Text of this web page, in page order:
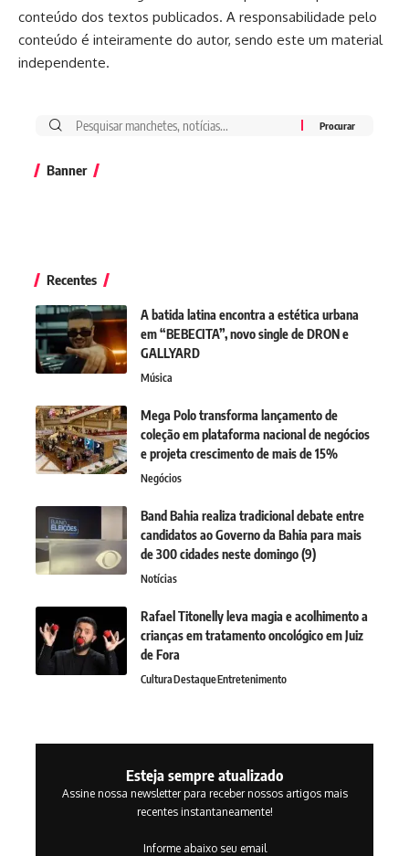
conteúdo dos textos publicados. A responsabilidade pelo
conteúdo é inteiramente do autor, sendo este um material
independente.
Banner
Recentes
A batida latina encontra a estética urbana
em “BEBECITA”, novo single de DRON e
GALLYARD
Música
Mega Polo transforma lançamento de
coleção em plataforma nacional de negócios
e projeta crescimento de mais de 15%
Negócios
Band Bahia realiza tradicional debate entre
candidatos ao Governo da Bahia para mais
de 300 cidades neste domingo (9)
Notícias
Rafael Titonelly leva magia e acolhimento a
crianças em tratamento oncológico em Juiz
de Fora
CulturaDestaqueEntretenimento
Esteja sempre atualizado
Assine nossa newsletter para receber nossos artigos mais
recentes instantaneamente!
Informe abaixo seu email